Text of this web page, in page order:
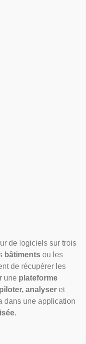
de logiciels sur trois
bâtiments ou les
de récupérer les
une plateforme
piloter, analyser et
dans une application